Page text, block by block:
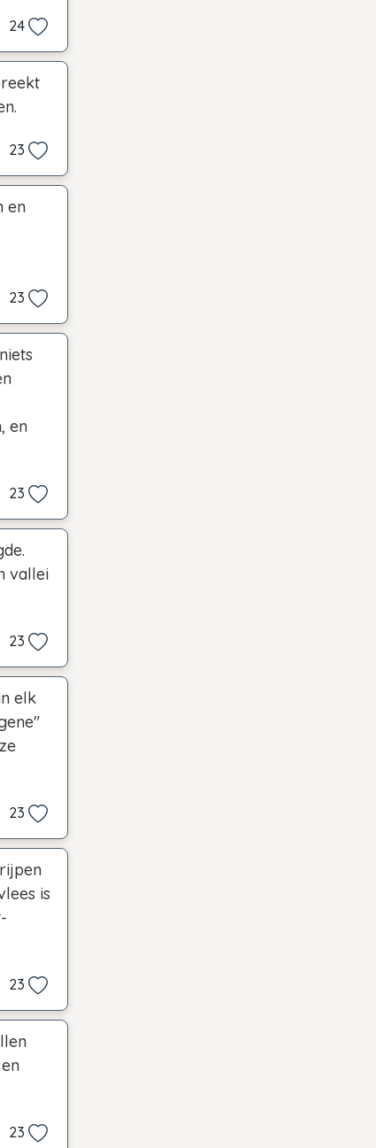
24
23
en
23
en
23
vallei
23
elk
23
is
23
23